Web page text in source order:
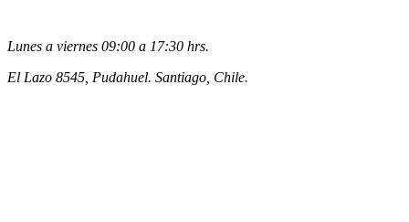
Lunes a viernes 09:00 a 17:30 hrs.
El Lazo 8545, Pudahuel. Santiago, Chile.